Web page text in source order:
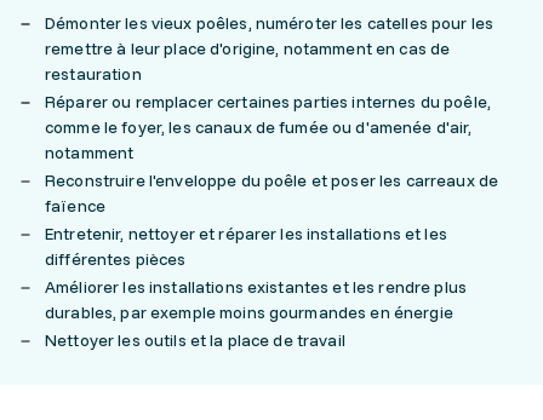
Démonter les vieux poêles, numéroter les catelles pour les
remettre à leur place d'origine, notamment en cas de
restauration
Réparer ou remplacer certaines parties internes du poêle,
comme le foyer, les canaux de fumée ou d'amenée d'air,
notamment
Reconstruire l'enveloppe du poêle et poser les carreaux de
faïence
Entretenir, nettoyer et réparer les installations et les
différentes pièces
Améliorer les installations existantes et les rendre plus
durables, par exemple moins gourmandes en énergie
Nettoyer les outils et la place de travail